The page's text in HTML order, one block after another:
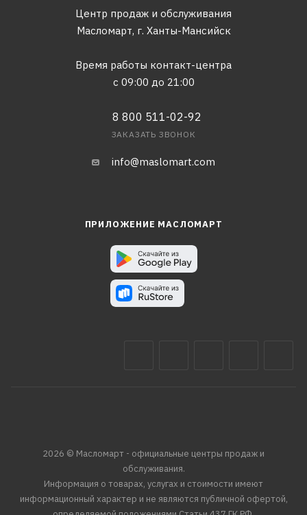
Центр продаж и обслуживания
Масломарт, г. Ханты-Мансийск
Время работы контакт-центра
с 09:00 до 21:00
8 800 511-02-92
ЗАКАЗАТЬ ЗВОНОК
info@maslomart.com
ПРИЛОЖЕНИЕ МАСЛОМАРТ
2026 © Масломарт - официальные центры продаж и
обслуживания.
Информация о товарах, услугах и стоимости имеют
информационный характер и не являются публичной офертой,